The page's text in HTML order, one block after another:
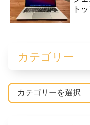
ト
カテゴリー